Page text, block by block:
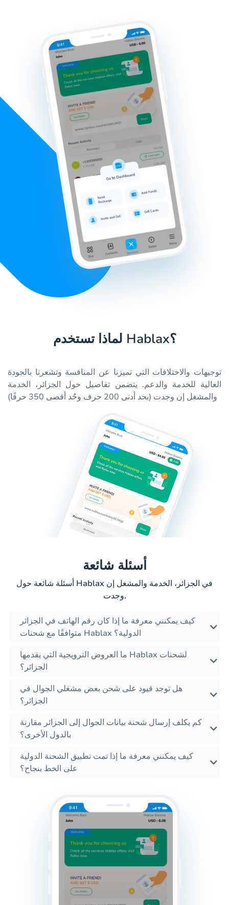
لماذا تستخدم Hablax؟
توجيهات والاختلافات التي تميزنا عن المنافسة وتشعرنا بالجودة
العالية للخدمة والدعم. يتضمن تفاصيل حول الجزائر، الخدمة
والمشغل إن وجدت (بحد أدنى 200 حرف وحُد أقصى 350 حرفًا)
أسئلة شائعة
أسئلة شائعة حول Hablax في الجزائر، الخدمة والمشغل إن
وجدت.
كيف يمكنني معرفة ما إذا كان رقم الهاتف في الجزائر
متوافقًا مع شحنات Hablax الدولية؟
ما العروض الترويجية التي يقدمها Hablax لشحنات
الجزائر؟
هل توجد قيود على شحن بعض مشغلي الجوال في
الجزائر؟
كم يكلف إرسال شحنة بيانات الجوال إلى الجزائر مقارنة
بالدول الأخرى؟
كيف يمكنني معرفة ما إذا تمت تطبيق الشحنة الدولية
على الخط بنجاح؟